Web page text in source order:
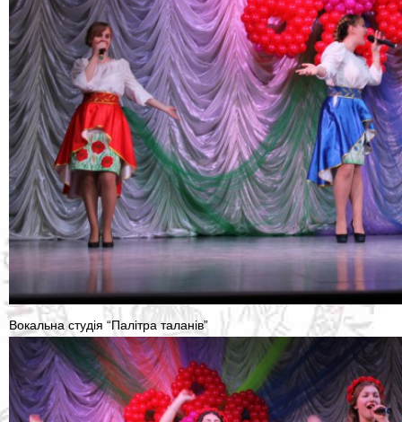
Вокальна студія “Палітра таланів”